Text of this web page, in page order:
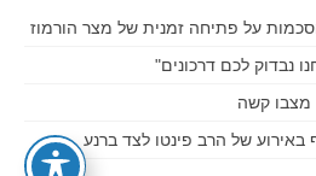
על פתיחה זמנית של מצר הורמוז
נבדוק לכם דרכונים"
באירוע של הרב פינטו לצד ברנע